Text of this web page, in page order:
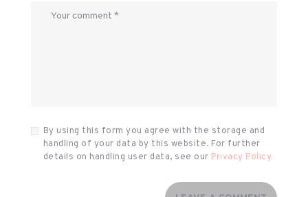
By using this form you agree with the storage and
handling of your data by this website. For further
details on handling user data, see our Privacy Policy